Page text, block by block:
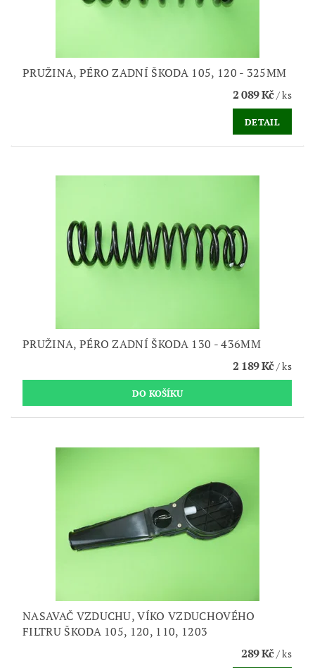
PRUŽINA, PÉRO ZADNÍ ŠKODA 105, 120 - 325MM
2 089 Kč/ ks
DETAIL
PRUŽINA, PÉRO ZADNÍ ŠKODA 130 - 436MM
2 189 Kč/ ks
NASAVAČ VZDUCHU, VÍKO VZDUCHOVÉHO
FILTRU ŠKODA 105, 120, 110, 1203
289 Kč/ ks